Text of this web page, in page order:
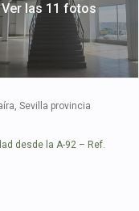
Ver las 11 fotos
, Sevilla provincia
desde la A-92 – Ref.